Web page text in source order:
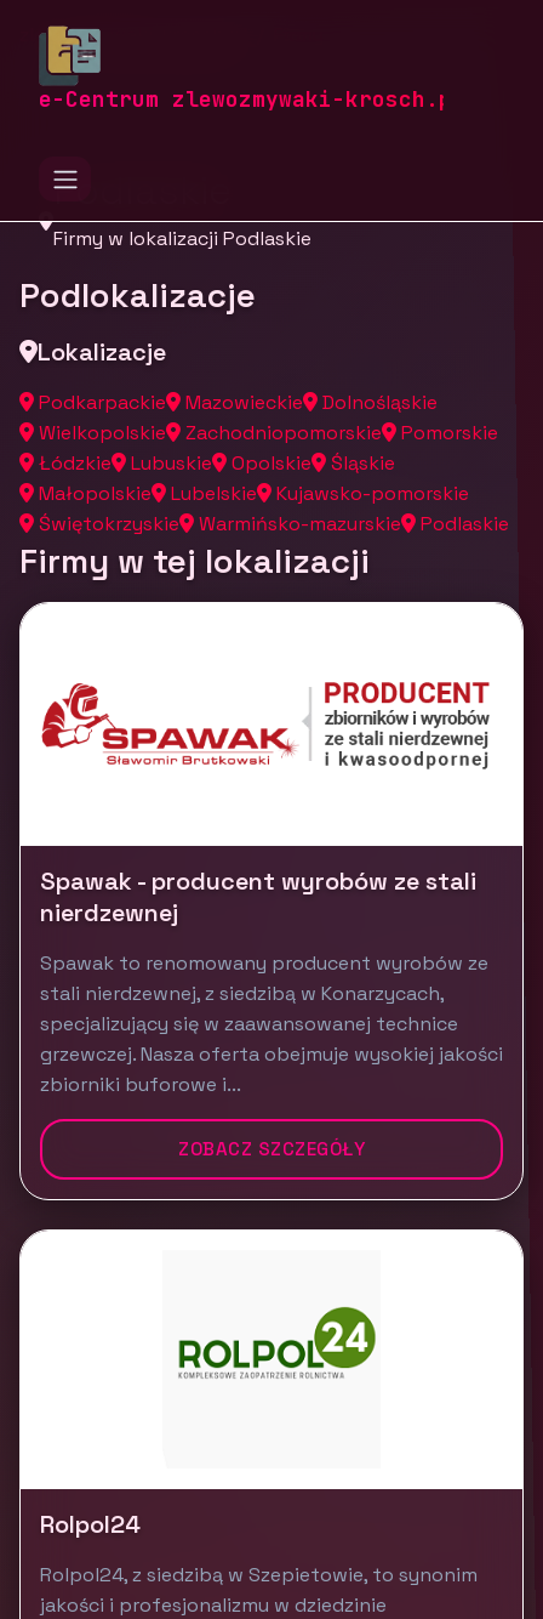
e-Centrum zlewozmywaki-krosch.pl
zlewozmywaki-krosch.pl
Firmy z województwa
Podlaskie
Firmy w lokalizacji Podlaskie
Podlokalizacje
Lokalizacje
Podkarpackie Mazowieckie
Dolnośląskie
Wielkopolskie
Zachodniopomorskie
Pomorskie
Łódzkie
Lubuskie Opolskie
Śląskie
Małopolskie
Lubelskie
Kujawsko-pomorskie
Świętokrzyskie
Warmińsko-mazurskie Podlaskie
Firmy w tej lokalizacji
Spawak - producent wyrobów ze stali
nierdzewnej
Spawak to renomowany producent wyrobów ze
stali nierdzewnej, z siedzibą w Konarzycach,
specjalizujący się w zaawansowanej technice
grzewczej. Nasza oferta obejmuje wysokiej jakości
zbiorniki buforowe i...
ZOBACZ SZCZEGÓŁY
Rolpol24
Rolpol24, z siedzibą w Szepietowie, to synonim
jakości i profesjonalizmu w dziedzinie